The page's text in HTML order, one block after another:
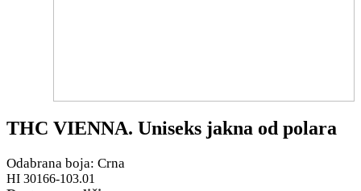
THC VIENNA. Uniseks jakna od polara
Odabrana boja: Crna
HI 30166-103.01